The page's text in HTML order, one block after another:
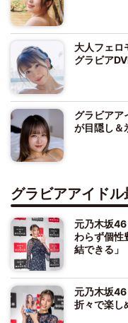
大人フェロ
グラビア
グラビアア
が目隠し＆
グラビアアイド
元乃木坂
わらず個性
結できる」
元乃木坂
折々で楽し